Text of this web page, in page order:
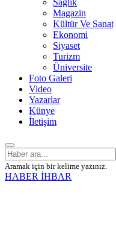
Sağlık
Magazin
Kültür Ve Sanat
Ekonomi
Siyaset
Turizm
Üniversite
Foto Galeri
Video
Yazarlar
Künye
İletişim
Aramak için bir kelime yazınız.
HABER İHBAR